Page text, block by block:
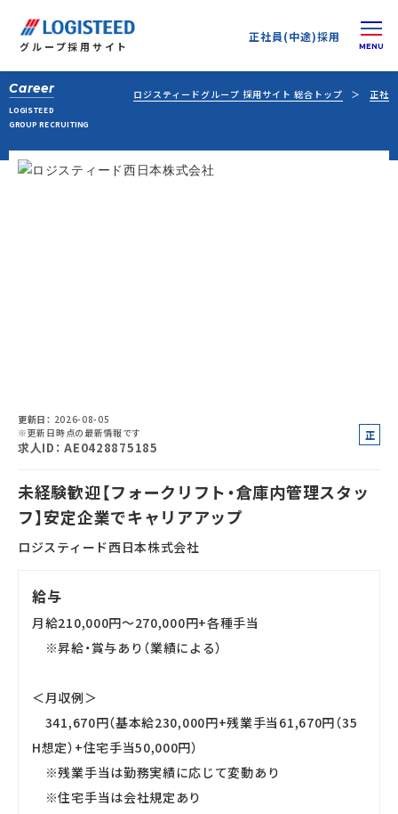
グループ採用サイト
正社員(中途)採用
Career
LOGISTEED
GROUP RECRUITING
ロジスティードグループ 採用サイト 総合トップ 正社
更新日
2026-08-05
※更新日時点の最新情報です
求人ID AE0428875185
正
未経験歓迎【フォークリフト・倉庫内管理スタッ
フ】安定企業でキャリアアップ
ロジスティード西日本株式会社
給与
月給210,000円～270,000円+各種手当
※昇給・賞与あり（業績による）
＜月収例＞
341,670円（基本給230,000円+残業手当61,670円（35
H想定）+住宅手当50,000円）
※残業手当は勤務実績に応じて変動あり
※住宅手当は会社規定あり